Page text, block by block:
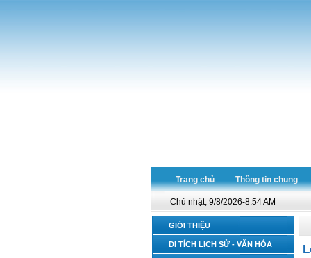
Trang chủ Thông tin chung
Chủ nhật, 9/8/2026-8:54 AM
GIỚI THIỆU
DI TÍCH LỊCH SỬ - VĂN HÓA